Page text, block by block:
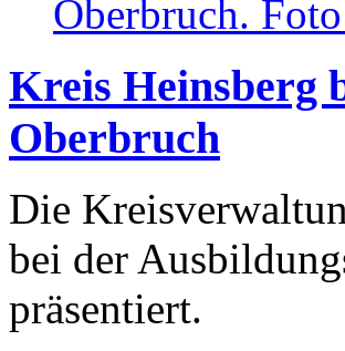
Kreis Heinsberg
Oberbruch
Die
bei der
präsentiert.